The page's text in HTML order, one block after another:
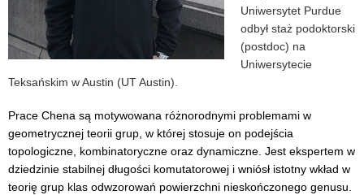
Uniwersytet Purdue
odbył staż podoktorski
(postdoc) na
Uniwersytecie
Teksańskim w Austin (UT Austin).
Prace Chena są motywowana różnorodnymi problemami w
geometrycznej teorii grup, w której stosuje on podejścia
topologiczne, kombinatoryczne oraz dynamiczne. Jest ekspertem w
dziedzinie stabilnej długości komutatorowej i wniósł istotny wkład w
teorię grup klas odwzorowań powierzchni nieskończonego genusu.